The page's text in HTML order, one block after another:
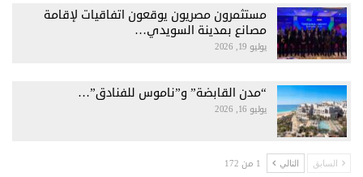
مستثمرون مصريون يوقعون اتفاقيات لإقامة
مصانع بمدينة السويدي…
يوليو 19, 2026
“مدن القابضة” و”ناموس للفنادق”…
يوليو 16, 2026
السابق التالي 1 من 172